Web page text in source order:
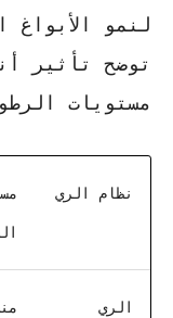
لنمو الأبواغ
توضح تأثير
مستويات
نظام الري
الري